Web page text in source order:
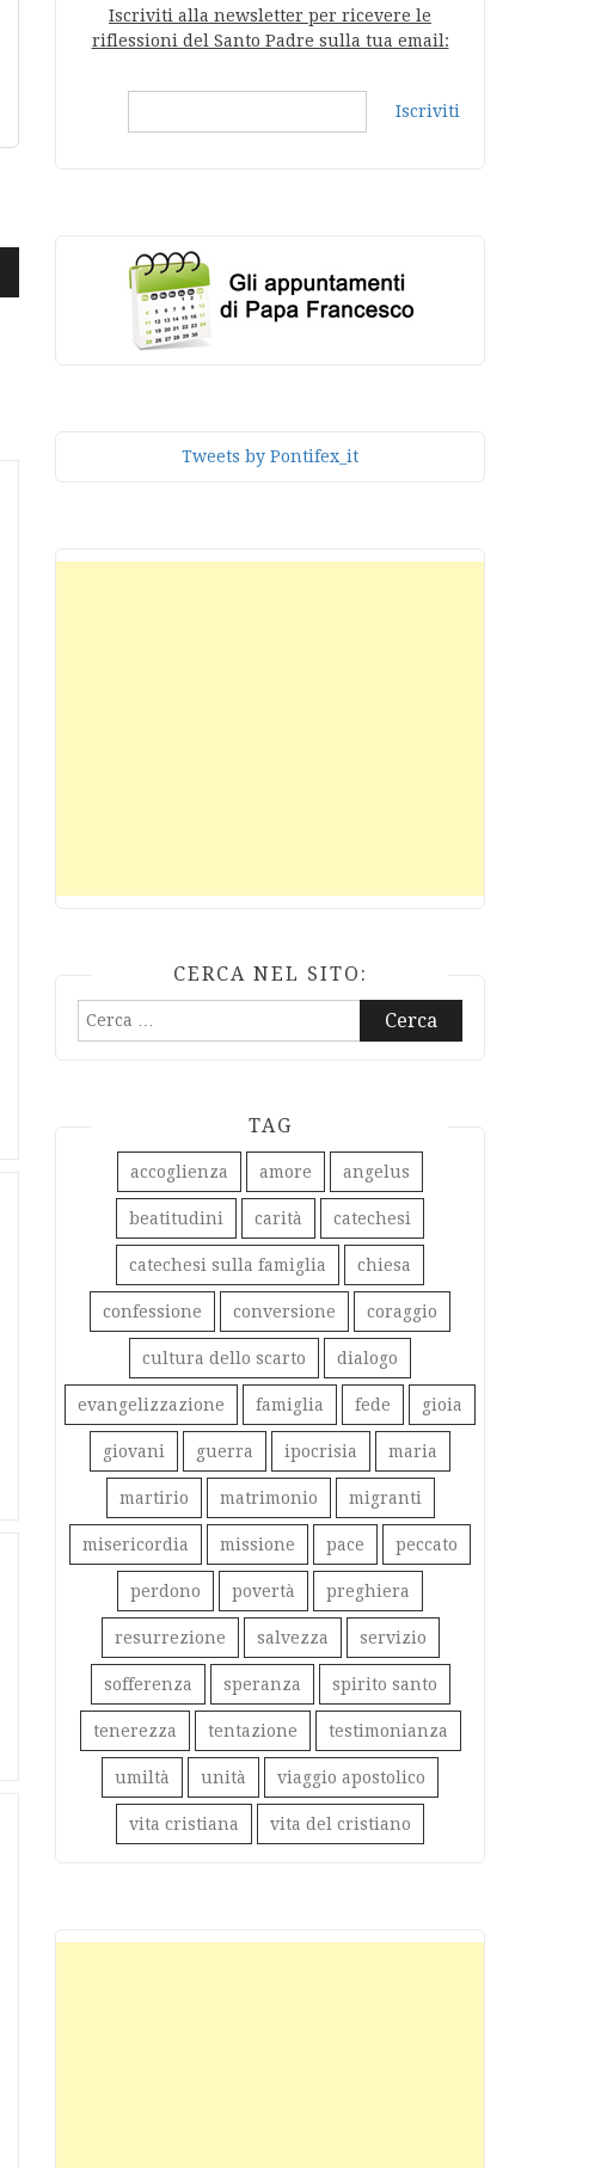
Iscriviti alla newsletter per ricevere le
riflessioni del Santo Padre sulla tua email:
Iscriviti
Tweets by Pontifex_it
CERCA NEL SITO:
Ricerca
TAG
accoglienza amore angelus
beatitudini carità catechesi
catechesi sulla famiglia chiesa
confessione conversione coraggio
cultura dello scarto dialogo
evangelizzazione famiglia fede gioia
giovani guerra ipocrisia maria
martirio matrimonio migranti
misericordia missione pace peccato
perdono povertà preghiera
resurrezione salvezza servizio
sofferenza speranza spirito santo
tenerezza tentazione testimonianza
umiltà unità viaggio apostolico
vita cristiana vita del cristiano